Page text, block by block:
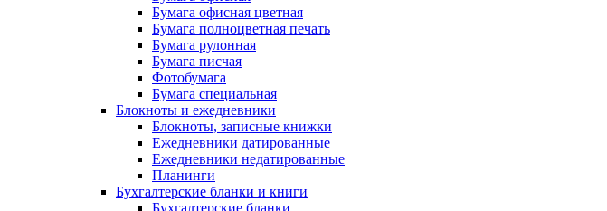
Бумага офисная цветная
Бумага полноцветная печать
Бумага рулонная
Бумага писчая
Фотобумага
Бумага специальная
Блокноты и ежедневники
Блокноты, записные книжки
Ежедневники датированные
Ежедневники недатированные
Планинги
Бухгалтерские бланки и книги
Бухгалтерские бланки